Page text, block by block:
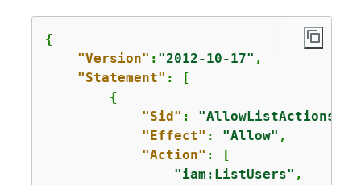
{
"Version" : "2012-10-17" ,
"Statement" : [
{
"Sid" : "AllowListActions"
"Effect" : "Allow" ,
"Action" : [
"iam:ListUsers" ,